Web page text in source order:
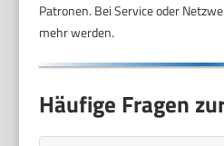
Patronen. Bei Service oder
mehr werden.
Häufige Fragen